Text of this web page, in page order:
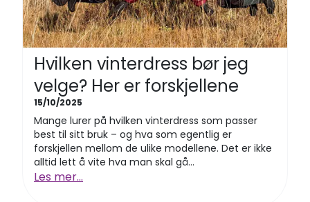
Hvilken vinterdress bør jeg
velge? Her er forskjellene
15/10/2025
Mange lurer på hvilken vinterdress som passer
best til sitt bruk – og hva som egentlig er
forskjellen mellom de ulike modellene. Det er ikke
alltid lett å vite hva man skal gå...
Les mer...